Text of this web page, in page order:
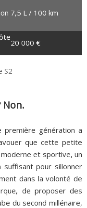
7,5 L / 100 km
20 000 €
Non.
première génération a
que cette petite
et sportive, un
pour sillonner
dans la volonté de
de proposer des
du second millénaire,